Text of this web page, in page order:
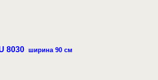
8030
ширина 90 см